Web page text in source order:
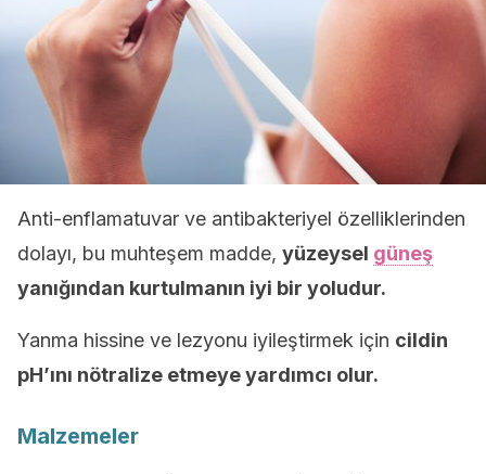
Anti-enflamatuvar ve antibakteriyel özelliklerinden
dolayı, bu muhteşem madde, yüzeysel güneş
yanığından kurtulmanın iyi bir yoludur.
Yanma hissine ve lezyonu iyileştirmek için cildin
pH’ını nötralize etmeye yardımcı olur.
Malzemeler